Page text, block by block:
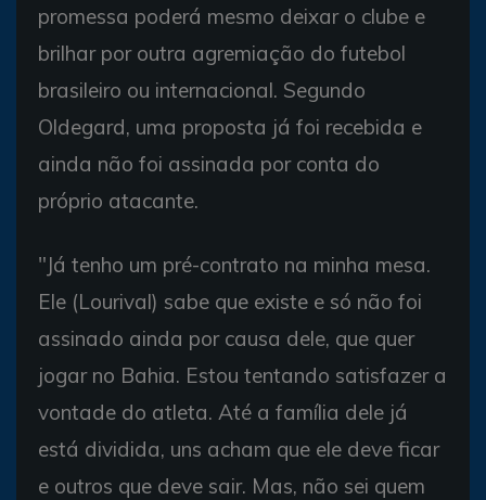
promessa poderá mesmo deixar o clube e
brilhar por outra agremiação do futebol
brasileiro ou internacional. Segundo
Oldegard, uma proposta já foi recebida e
ainda não foi assinada por conta do
próprio atacante.
"Já tenho um pré-contrato na minha mesa.
Ele (Lourival) sabe que existe e só não foi
assinado ainda por causa dele, que quer
jogar no Bahia. Estou tentando satisfazer a
vontade do atleta. Até a família dele já
está dividida, uns acham que ele deve ficar
e outros que deve sair. Mas, não sei quem